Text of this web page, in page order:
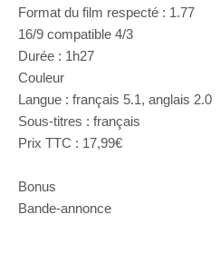
Format du film respecté : 1.77
16/9 compatible 4/3
Durée : 1h27
Couleur
Langue : français 5.1, anglais 2.0
Sous-titres : français
Prix TTC : 17,99€
Bonus
Bande-annonce